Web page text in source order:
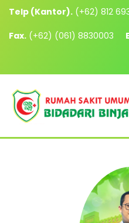
Telp (Kantor). (+62) 812
Fax. (+62) (061) 8830003